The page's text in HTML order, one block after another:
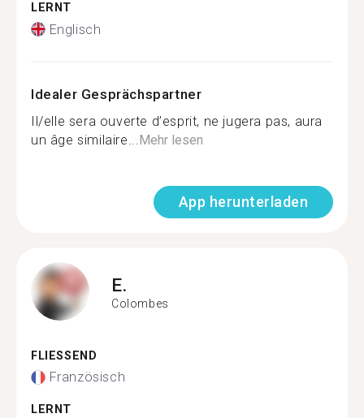
LERNT
Englisch
Idealer Gesprächspartner
Il/elle sera ouverte d’esprit, ne jugera pas, aura
un âge similaire... Mehr lesen
App herunterladen
E.
Colombes
FLIESSEND
Französisch
LERNT